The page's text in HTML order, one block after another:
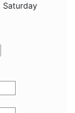
Saturday